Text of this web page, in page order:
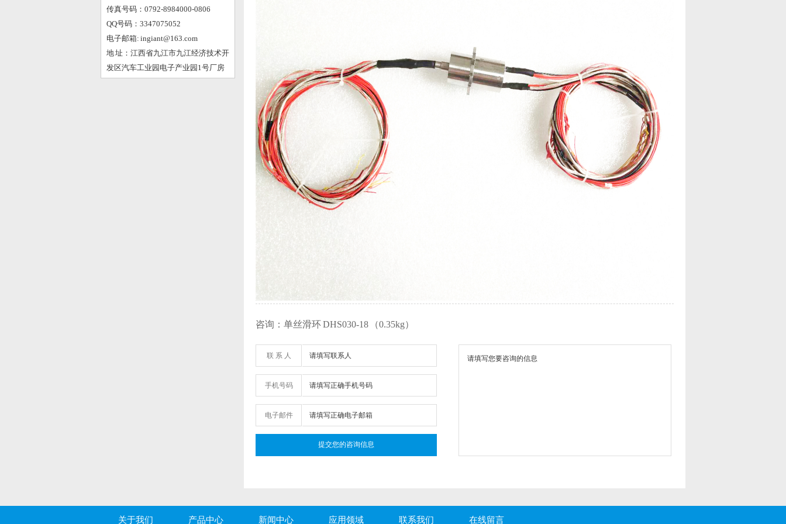
传真号码：0792-8984000-0806
QQ号码：3347075052
电子邮箱: ingiant@163.com
地 址：江西省九江市九江经济技术开
发区汽车工业园电子产业园1号厂房
咨询：单丝滑环 DHS030-18 （0.35kg）
联 系 人
手机号码
电子邮件
关于我们 产品中心 新闻中心 应用领域 联系我们 在线留言